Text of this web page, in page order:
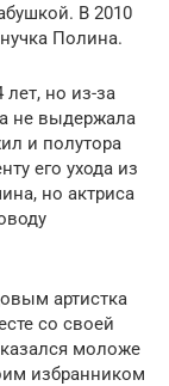
В 2010
Полина.
но из-за
не выдержала
и полутора
его ухода из
но актриса
артистка
со своей
моложе
избранником